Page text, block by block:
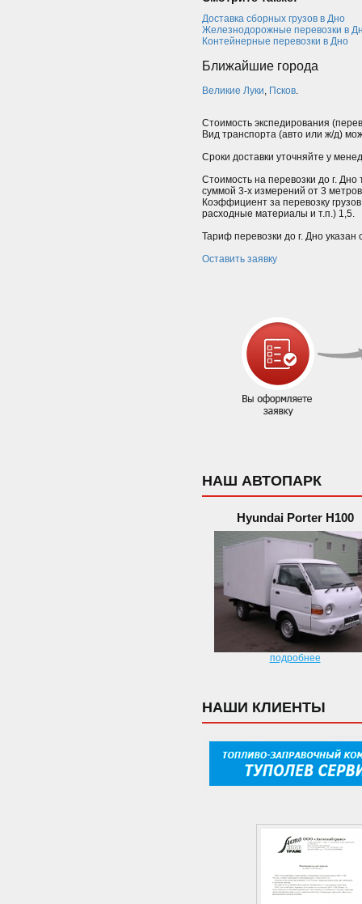
Доставка сборных грузов в Дно
Железнодорожные перевозки в
Контейнерные перевозки в Дно
Ближайшие города
Великие Луки, Псков.
Стоимость экспедирования
Вид транспорта (авто или ж/д)
Сроки доставки уточняйте у
Стоимость на перевозки до г. Дно
суммой 3-х измерений от 3
Коэффициент за перевозку
расходные материалы и т.п.) 1,5.
Тариф перевозки до г. Дно
Оставить заявку
НАШ АВТОПАРК
Hyundai Porter H100
подробнее
НАШИ КЛИЕНТЫ